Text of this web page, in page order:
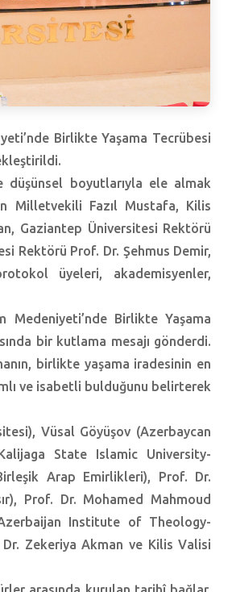
Birlikte Yaşama Tecrübesi
boyutlarıyla ele almak
Milletvekili Fazıl Mustafa, Kilis
Gaziantep Üniversitesi Rektörü
Rektörü Prof. Dr. Şehmus Demir,
üyeleri, akademisyenler,
Medeniyeti’nde Birlikte Yaşama
bir kutlama mesajı gönderdi.
birlikte yaşama iradesinin en
ve isabetli bulduğunu belirterek
Vüsal Göyüşov (Azerbaycan
State Islamic University-
Arap Emirlikleri), Prof. Dr.
Prof. Dr. Mohamed Mahmoud
Institute of Theology-
Zekeriya Akman ve Kilis Valisi